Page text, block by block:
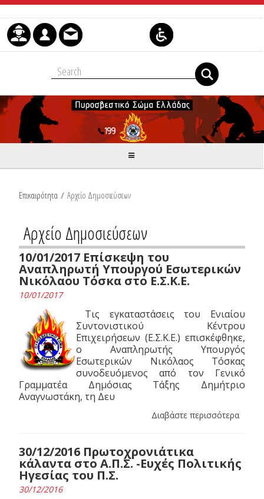
Μετάβαση στο περιεχόμενο
Επικαιρότητα / Αρχείο Δημοσιεύσεων
Αρχείο Δημοσιεύσεων
10/01/2017 Επίσκεψη του
Αναπληρωτή Υπουργού Εσωτερικών
Νικόλαου Τόσκα στο Ε.Σ.Κ.Ε.
10/01/2017
Τις εγκαταστάσεις του Ενιαίου
Συντονιστικού Κέντρου
Επιχειρήσεων (Ε.Σ.Κ.Ε.) επισκέφθηκε,
ο Αναπληρωτής Υπουργός
Εσωτερικών Νικόλαος Τόσκας
συνοδευόμενος από τον Γενικό
Γραμματέα Δημόσιας Τάξης Δημήτριο
Αναγνωστάκη, τη Δευ
Διαβάστε περισσότερα
30/12/2016 Πρωτοχρονιάτικα
κάλαντα στο Α.Π.Σ. -Ευχές Πολιτικής
Ηγεσίας του Π.Σ.
30/12/2016